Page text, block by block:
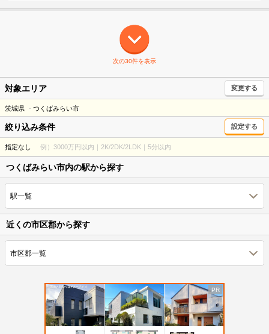
次の30件を表示
対象エリア 変更する
茨城県 つくばみらい市
絞り込み条件 設定する
指定なし 例）3000万円以内｜2K/2DK/2LDK｜5分以内
つくばみらい市内の駅から探す
駅一覧
近くの市区郡から探す
市区郡一覧